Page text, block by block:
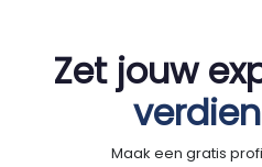
Zet jouw
Maak een gratis